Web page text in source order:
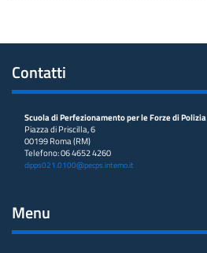
Contatti
Scuola di Perfezionamento per le Forze di Polizia
Piazza di Priscilla, 6
00199 Roma (RM)
Telefono: 06 4652 4260
dipps021.0100@pecps.interno.it
Menu